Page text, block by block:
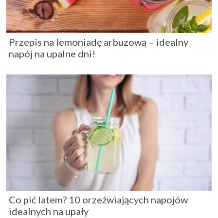
Przepis na lemoniadę arbuzową – idealny
napój na upalne dni!
Co pić latem? 10 orzeźwiających napojów
idealnych na upały